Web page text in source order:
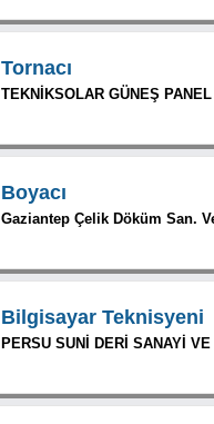
Tornacı
TEKNİKSOLAR GÜNEŞ
Boyacı
Gaziantep Çelik Döküm San.
Bilgisayar Teknisyeni
PERSU SUNİ DERİ SANAYİ